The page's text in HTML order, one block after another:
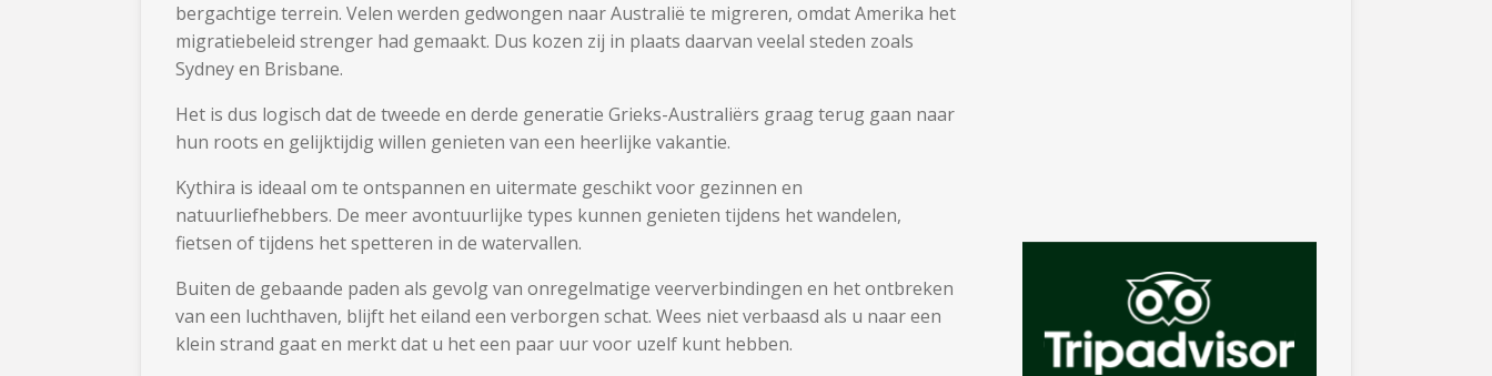
bergachtige terrein. Velen werden gedwongen naar Australië te migreren, omdat Amerika het
migratiebeleid strenger had gemaakt. Dus kozen zij in plaats daarvan veelal steden zoals
Sydney en Brisbane.
Het is dus logisch dat de tweede en derde generatie Grieks-Australiërs graag terug gaan naar
hun roots en gelijktijdig willen genieten van een heerlijke vakantie.
Kythira is ideaal om te ontspannen en uitermate geschikt voor gezinnen en
natuurliefhebbers. De meer avontuurlijke types kunnen genieten tijdens het wandelen,
fietsen of tijdens het spetteren in de watervallen.
Buiten de gebaande paden als gevolg van onregelmatige veerverbindingen en het ontbreken
van een luchthaven, blijft het eiland een verborgen schat. Wees niet verbaasd als u naar een
klein strand gaat en merkt dat u het een paar uur voor uzelf kunt hebben.